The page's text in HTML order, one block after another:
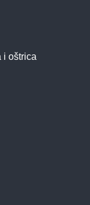
i oštrica